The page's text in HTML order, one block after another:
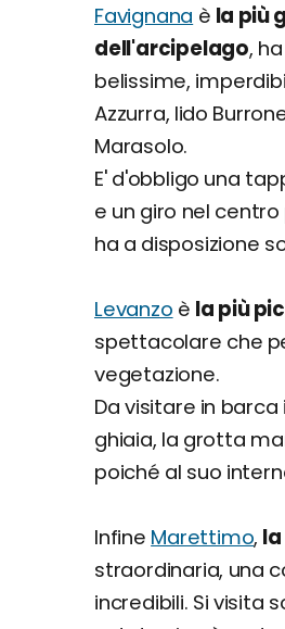
Favignana è la più
dell'arcipelago,
belissime,
Azzurra, lido
Marasolo.
E' d'obbligo una
e un giro nel
ha a disposizione
Levanzo è la più
spettacolare che
vegetazione.
Da visitare in
ghiaia, la grotta
poiché al suo
Infine Marettimo,
straordinaria, una
incredibili. Si visita